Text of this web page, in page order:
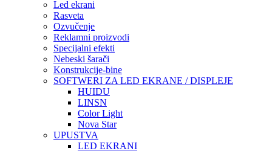
Led ekrani
Rasveta
Ozvučenje
Reklamni proizvodi
Specijalni efekti
Nebeski šarači
Konstrukcije-bine
SOFTWERI ZA LED EKRANE / DISPLEJE
HUIDU
LINSN
Color Light
Nova Star
UPUSTVA
LED EKRANI